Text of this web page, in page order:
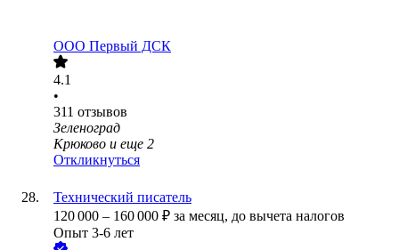
ООО Первый ДСК
4.1
•
311 отзывов
Зеленоград
Крюково и еще 2
Откликнуться
Технический писатель
120 000 – 160 000 ₽ за месяц, до вычета налогов
Опыт 3-6 лет